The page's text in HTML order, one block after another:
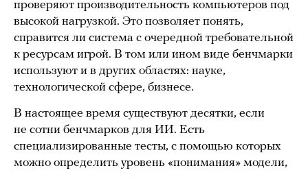
проверяют производительность компьютеров под
высокой нагрузкой. Это позволяет понять,
справится ли система с очередной требовательной
к ресурсам игрой. В том или ином виде бенчмарки
используют и в других областях: науке,
технологической сфере, бизнесе.
В настоящее время существуют десятки, если
не сотни бенчмарков для ИИ. Есть
специализированные тесты, с помощью которых
можно определить уровень «понимания» модели,